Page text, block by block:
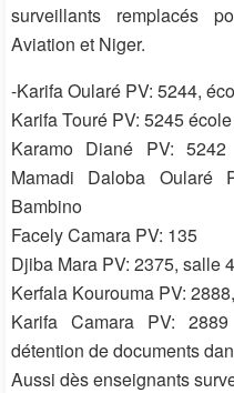
surveillants remplacés
Aviation et Niger.
-Karifa Oularé PV: 5244,
Karifa Touré PV: 5245
Karamo Diané PV:
Mamadi Daloba Oularé
Bambino
Facely Camara PV: 135
Djiba Mara PV: 2375, salle
Kerfala Kourouma PV:
Karifa Camara PV:
détention de documents
Aussi dès enseignants